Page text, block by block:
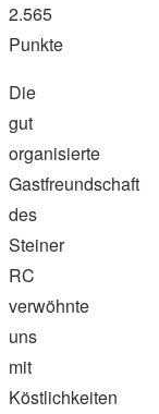
2.565
Punkte
Die
gut
organisierte
Gastfreundschaft
des
Steiner
RC
verwöhnte
uns
mit
Köstlichkeiten